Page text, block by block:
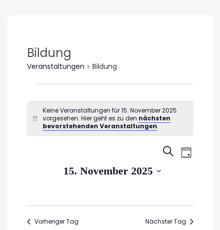
Bildung
Veranstaltungen Bildung
für
15.
Hinweis
Keine Veranstaltungen für 15. November 2025
vorgesehen. Hier geht es zu den nächsten
bevorstehenden Veranstaltungen.
Suche
SUCHE
TAG
15. November 2025
Vorheriger Tag Nächster Tag